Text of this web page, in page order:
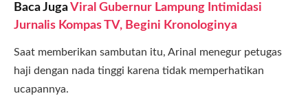
Baca JugaViral Gubernur Lampung Intimidasi
Jurnalis Kompas TV, Begini Kronologinya
Saat memberikan sambutan itu, Arinal menegur petugas
haji dengan nada tinggi karena tidak memperhatikan
ucapannya.